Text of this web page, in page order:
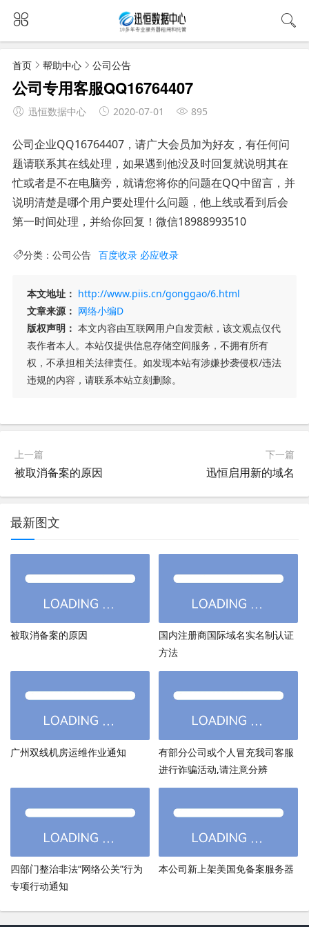
首页 帮助中心 公司公告
公司专用客服QQ16764407
迅恒数据中心 2020-07-01 895
公司企业QQ16764407，请广大会员加为好友，有任何问
题请联系其在线处理，如果遇到他没及时回复就说明其在
忙或者是不在电脑旁，就请您将你的问题在QQ中留言，并
说明清楚是哪个用户要处理什么问题，他上线或看到后会
第一时间处理，并给你回复！微信18988993510
分类： 公司公告 百度收录 必应收录
本文地址： http://www.piis.cn/gonggao/6.html
文章来源： 网络小编D
版权声明： 本文内容由互联网用户自发贡献，该文观点仅代
表作者本人。本站仅提供信息存储空间服务，不拥有所有
权，不承担相关法律责任。如发现本站有涉嫌抄袭侵权/违法
违规的内容，请联系本站立刻删除。
上一篇
被取消备案的原因
下一篇
迅恒启用新的域名
最新图文
被取消备案的原因
国内注册商国际域名实名制认证
方法
广州双线机房运维作业通知
有部分公司或个人冒充我司客服
进行诈骗活动,请注意分辨
四部门整治非法“网络公关”行为
专项行动通知
本公司新上架美国免备案服务器